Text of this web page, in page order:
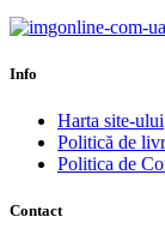
Info
Harta site-ului
Politică de
Politica de
Contact